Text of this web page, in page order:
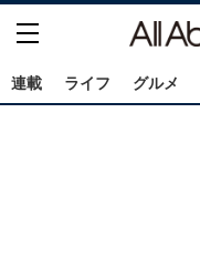
連載 ライフ グルメ